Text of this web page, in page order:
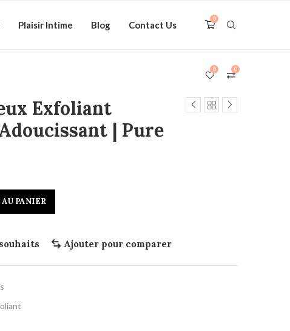
Plaisir Intime Blog Contact Us
0
0
0
Exfoliant
| Pure
PANIER
Ajouter pour comparer